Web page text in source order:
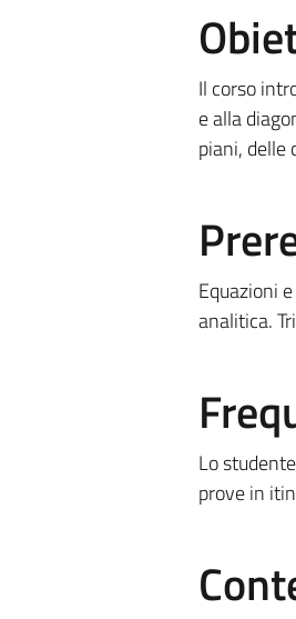
Il corso
e alla
piani, delle
Equazioni
analitica.
Lo
prove in